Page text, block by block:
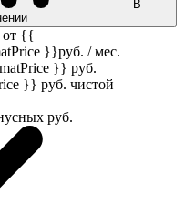
В
от {{
}}руб. / мес.
}} руб.
}} руб. чистой
руб.